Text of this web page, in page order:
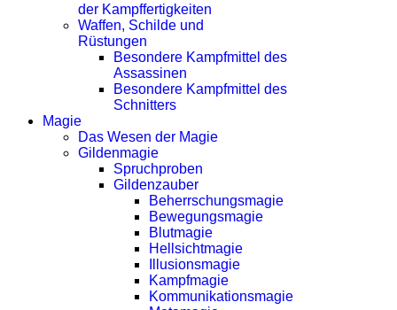
der Kampffertigkeiten
Waffen, Schilde und
Rüstungen
Besondere Kampfmittel des
Assassinen
Besondere Kampfmittel des
Schnitters
Magie
Das Wesen der Magie
Gildenmagie
Spruchproben
Gildenzauber
Beherrschungsmagie
Bewegungsmagie
Blutmagie
Hellsichtmagie
Illusionsmagie
Kampfmagie
Kommunikationsmagie